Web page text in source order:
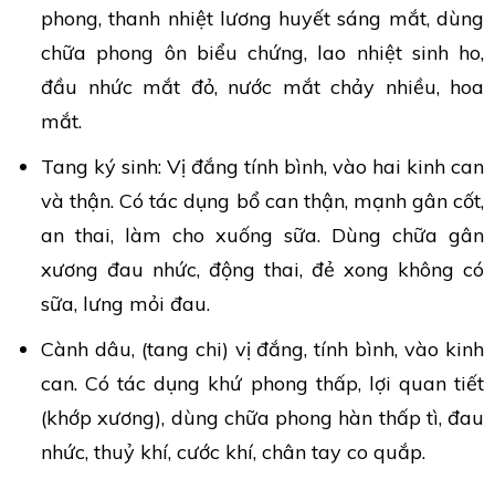
phong, thanh nhiệt lương huyết sáng mắt, dùng
chữa phong ôn biểu chứng, lao nhiệt sinh ho,
đầu nhức mắt đỏ, nước mắt chảy nhiều, hoa
mắt.
Tang ký sinh: Vị đắng tính bình, vào hai kinh can
và thận. Có tác dụng bổ can thận, mạnh gân cốt,
an thai, làm cho xuống sữa. Dùng chữa gân
xương đau nhức, động thai, đẻ xong không có
sữa, lưng mỏi đau.
Cành dâu, (tang chi) vị đắng, tính bình, vào kinh
can. Có tác dụng khứ phong thấp, lợi quan tiết
(khớp xương), dùng chữa phong hàn thấp tì, đau
nhức, thuỷ khí, cước khí, chân tay co quắp.